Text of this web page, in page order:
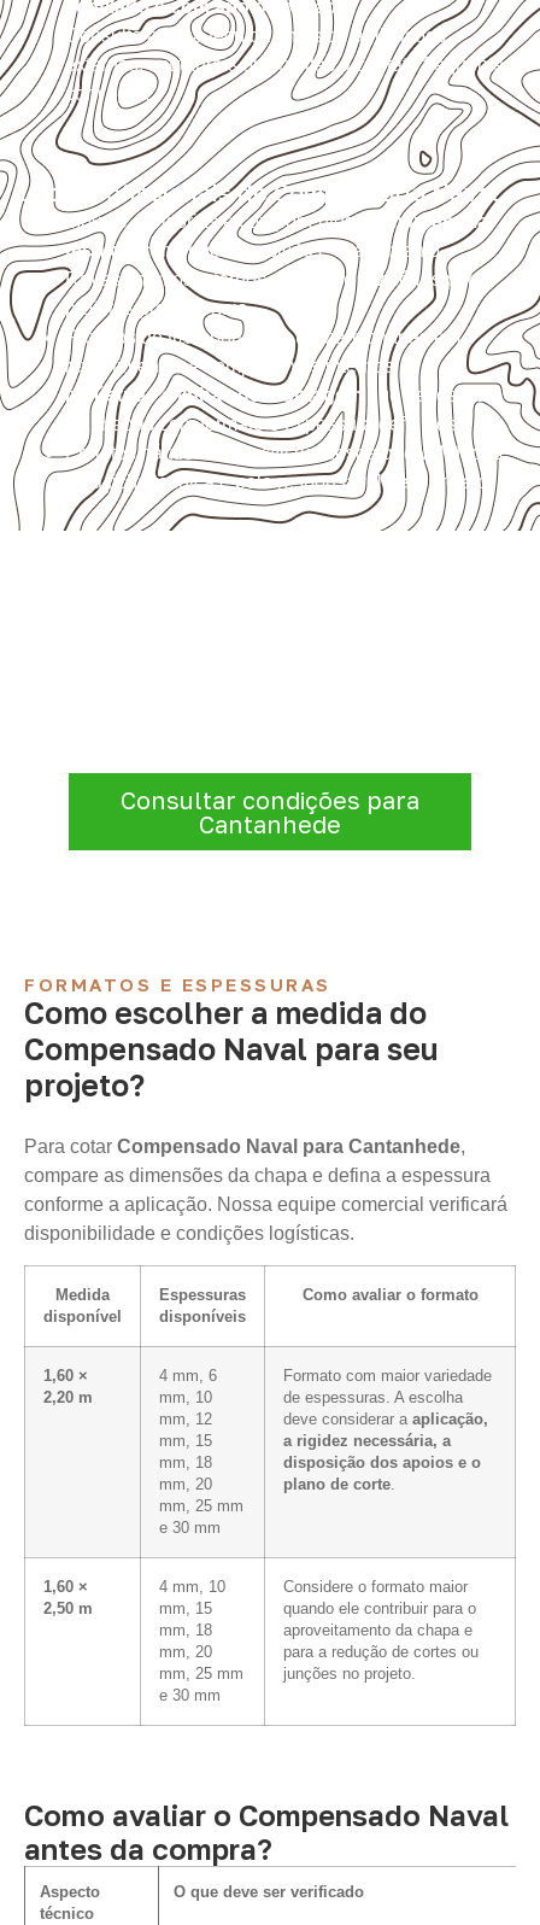
ventilado e com apoio nivelado
Consulte a ficha técnica antes de aplicações
externas, estruturais ou sujeitas a contato frequente
com água.
Usos profissionais do Compensado Naval
Móveis, divisórias e componentes de
marcenaria
técnica
, conforme exposição e acabamento.
Revestimentos internos, painéis e divisórias para
projetos profissionais.
Projetos de transporte que utilizam chapas em
revestimentos e componentes internos.
Indústrias e linhas de montagem
que necessitam
de chapas com formato e espessura definidos.
Projetos náuticos específicos, desde que validados
pela ficha técnica e pelo responsável pelo projeto.
Consultar condições para
Cantanhede
FORMATOS E ESPESSURAS
Como escolher a medida do
Compensado Naval para seu
projeto?
Para cotar Compensado Naval para Cantanhede,
compare as dimensões da chapa e defina a espessura
conforme a aplicação. Nossa equipe comercial verificará
disponibilidade e condições logísticas.
Medida
disponível
Espessuras
disponíveis
Como avaliar o formato
1,60 ×
2,20 m
4 mm, 6
mm, 10
mm, 12
mm, 15
mm, 18
mm, 20
mm, 25 mm
e 30 mm
Formato com maior variedade
de espessuras. A escolha
deve considerar a aplicação,
a rigidez necessária, a
disposição dos apoios e o
plano de corte.
1,60 ×
2,50 m
4 mm, 10
mm, 15
mm, 18
mm, 20
mm, 25 mm
e 30 mm
Considere o formato maior
quando ele contribuir para o
aproveitamento da chapa e
para a redução de cortes ou
junções no projeto.
Como avaliar o Compensado Naval
antes da compra?
Aspecto
técnico
O que deve ser verificado